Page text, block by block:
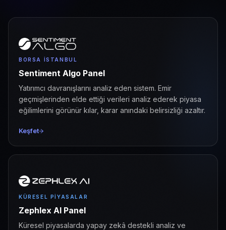
BORSA İSTANBUL
Sentiment Algo Panel
Yatırımcı davranışlarını analiz eden sistem. Emir
geçmişlerinden elde ettiği verileri analiz ederek piyasa
eğilimlerini görünür kılar, karar anındaki belirsizliği azaltır.
Keşfet
KÜRESEL PIYASALAR
Zephlex AI Panel
Küresel piyasalarda yapay zekâ destekli analiz ve